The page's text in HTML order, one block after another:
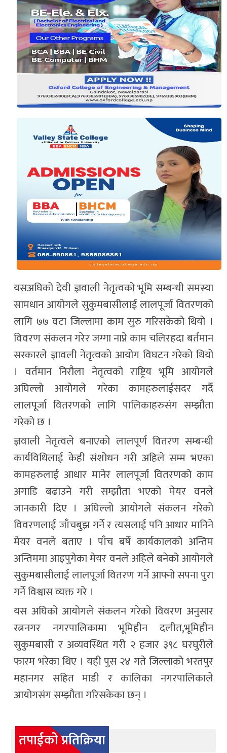
यसअघिको देवी ज्ञवाली नेतृत्वको भूमि सम्बन्धी समस्या
सामधान आयोगले सुकुमबासीलाई लालपूर्जा वितरणको
लागि ७७ वटा जिल्लामा काम सुरु गरिसकेको थियो ।
विवरण संकलन गरेर जग्गा नाप्ने काम चलिरहदा बर्तमान
सरकारले ज्ञावली नेतृत्वको आयोग विघटन गरेको थियो
। वर्तमान निरौला नेतृत्वको राष्ट्रिय भूमि आयोगले
अघिल्लो आयोगले गरेका कामहरुलाईसदर गर्दै
लालपूर्जा वितरणको लागि पालिकाहरुसंग सम्झौता
गरेको छ ।
ज्ञवाली नेतृत्वले बनाएको लालपूर्ण वितरण सम्बन्धी
कार्यविधिलाई केही संशोधन गरी अहिले सम्म भएका
कामहरुलाई आधार मानेर लालपूर्जा वितरणको काम
अगाडि बढाउने गरी सम्झौता भएको मेयर वनले
जानकारी दिए । अघिल्लो आयोगले संकलन गरेको
विवरणलाई जाँचबुझ गर्ने र त्यसलाई पनि आधार मानिने
मेयर वनले बताए । पाँच बर्षे कार्यकालको अन्तिम
अन्तिममा आइपुगेका मेयर वनले अहिले बनेको आयोगले
सुकुमबासीलाई लालपूर्जा वितरण गर्ने आफ्नो सपना पुरा
गर्ने विश्वास व्यक्त गरे ।
यस अघिको आयोगले संकलन गरेको विवरण अनुसार
रत्ननगर नगरपालिकामा भूमिहीन दलीत,भूमिहीन
सुकुमबासी र अव्यवस्थित गरी २ हजार ३९८ घरघुरीले
फारम भरेका थिए । यही पुस २४ गते जिल्लाको भरतपुर
महानगर सहित माडी र कालिका नगरपालिकाले
आयोगसंग सम्झौता गरिसकेका छन् ।
तपाईको प्रतिक्रिया